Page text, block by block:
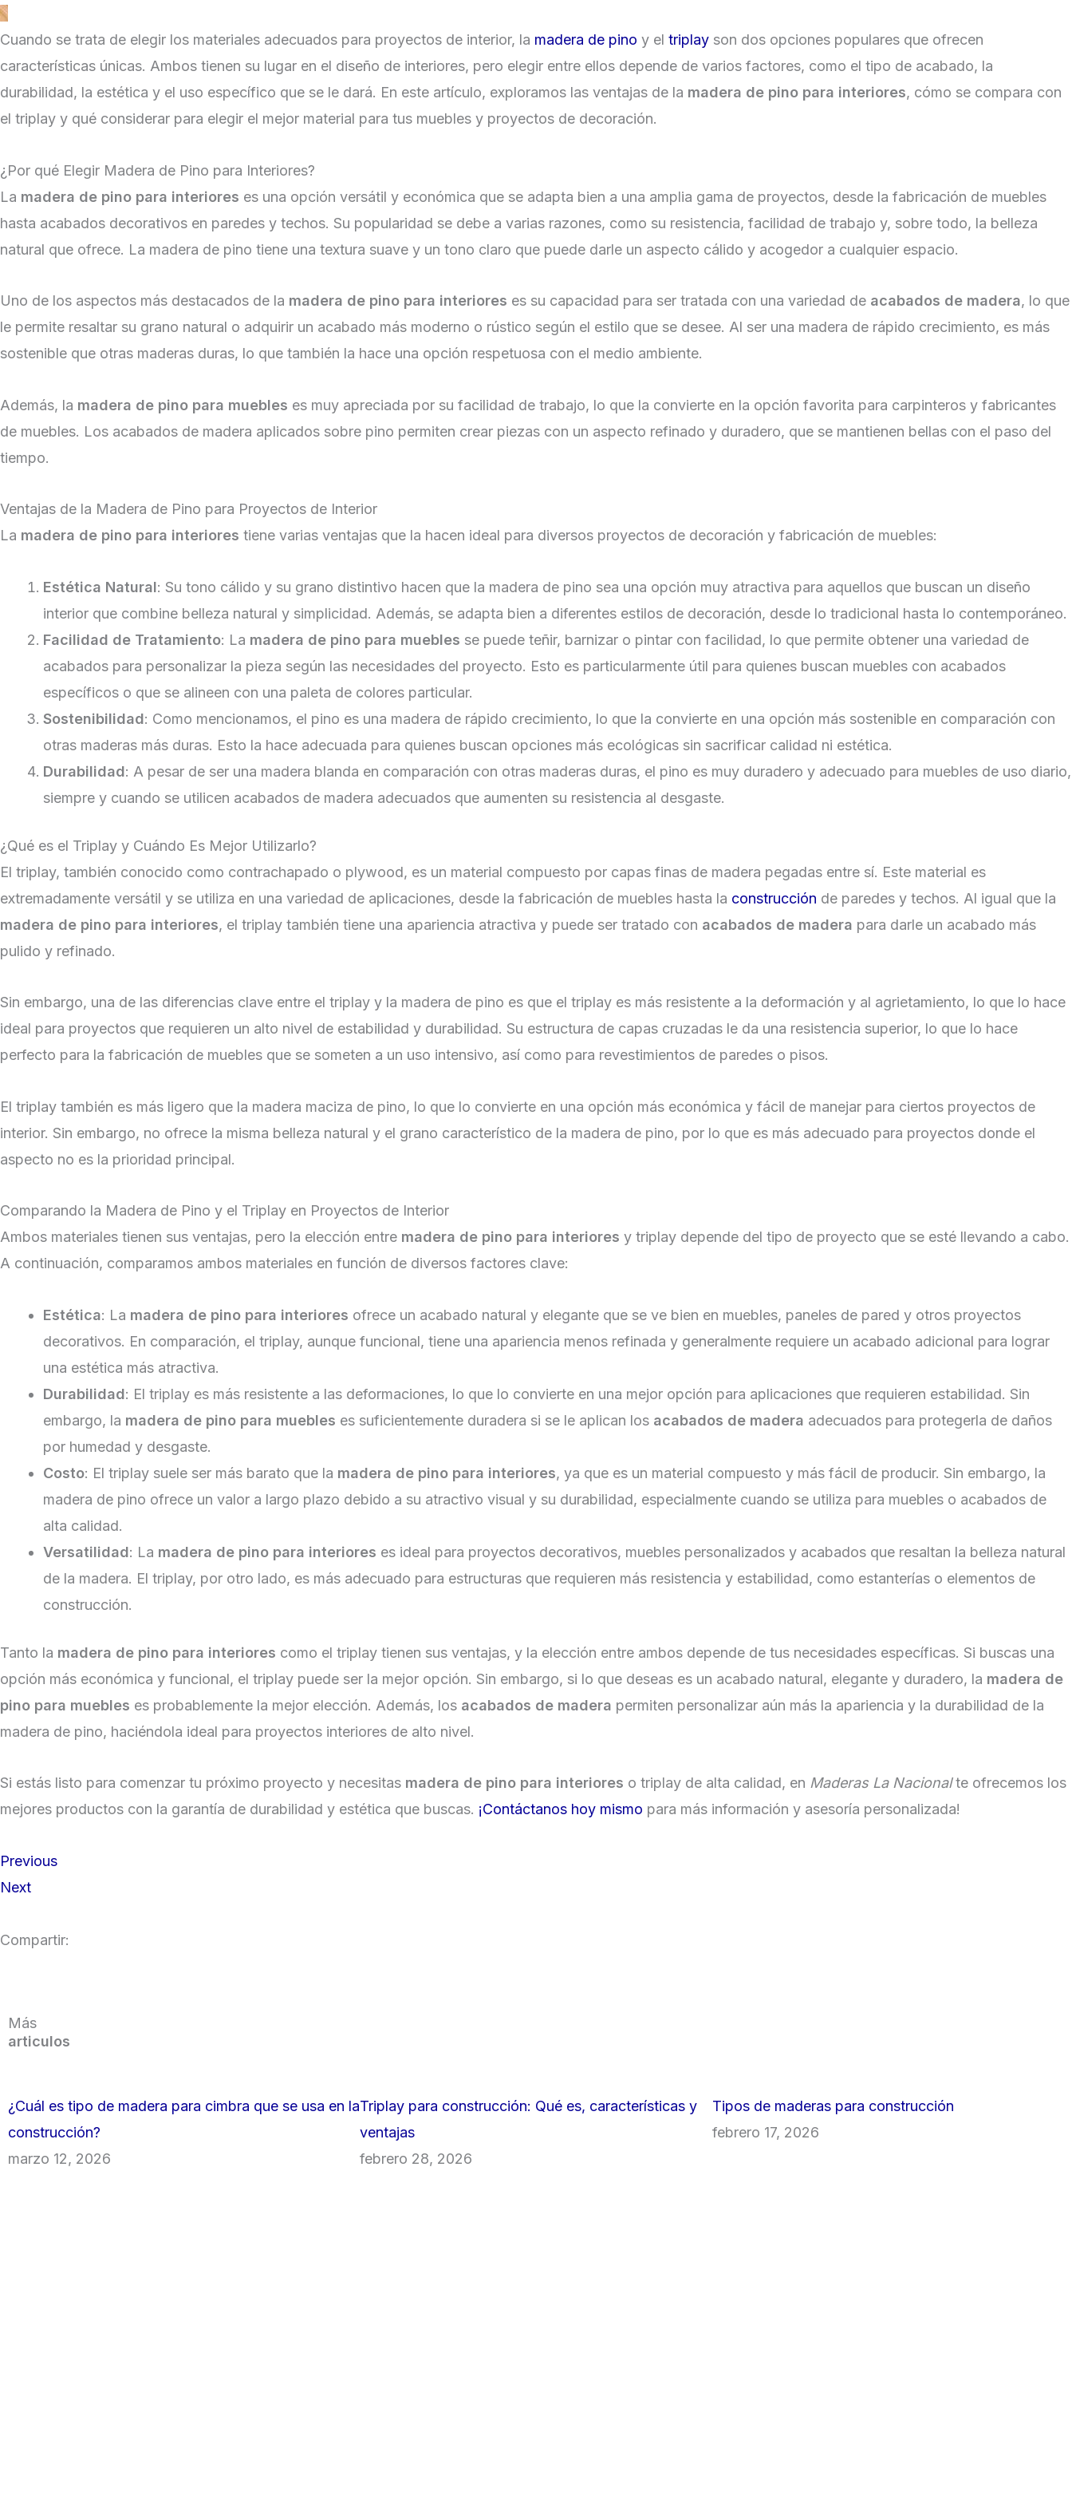
Cuando se trata de elegir los materiales adecuados para proyectos de interior, la madera de pino y el triplay son dos opciones populares que ofrecen
características únicas. Ambos tienen su lugar en el diseño de interiores, pero elegir entre ellos depende de varios factores, como el tipo de acabado, la
durabilidad, la estética y el uso específico que se le dará. En este artículo, exploramos las ventajas de la madera de pino para interiores, cómo se compara con
el triplay y qué considerar para elegir el mejor material para tus muebles y proyectos de decoración.
¿Por qué Elegir Madera de Pino para Interiores?
La madera de pino para interiores es una opción versátil y económica que se adapta bien a una amplia gama de proyectos, desde la fabricación de muebles
hasta acabados decorativos en paredes y techos. Su popularidad se debe a varias razones, como su resistencia, facilidad de trabajo y, sobre todo, la belleza
natural que ofrece. La madera de pino tiene una textura suave y un tono claro que puede darle un aspecto cálido y acogedor a cualquier espacio.
Uno de los aspectos más destacados de la madera de pino para interiores es su capacidad para ser tratada con una variedad de acabados de madera, lo que
le permite resaltar su grano natural o adquirir un acabado más moderno o rústico según el estilo que se desee. Al ser una madera de rápido crecimiento, es más
sostenible que otras maderas duras, lo que también la hace una opción respetuosa con el medio ambiente.
Además, la madera de pino para muebles es muy apreciada por su facilidad de trabajo, lo que la convierte en la opción favorita para carpinteros y fabricantes
de muebles. Los acabados de madera aplicados sobre pino permiten crear piezas con un aspecto refinado y duradero, que se mantienen bellas con el paso del
tiempo.
Ventajas de la Madera de Pino para Proyectos de Interior
La madera de pino para interiores tiene varias ventajas que la hacen ideal para diversos proyectos de decoración y fabricación de muebles:
Estética Natural: Su tono cálido y su grano distintivo hacen que la madera de pino sea una opción muy atractiva para aquellos que buscan un diseño
interior que combine belleza natural y simplicidad. Además, se adapta bien a diferentes estilos de decoración, desde lo tradicional hasta lo contemporáneo.
Facilidad de Tratamiento: La madera de pino para muebles se puede teñir, barnizar o pintar con facilidad, lo que permite obtener una variedad de
acabados para personalizar la pieza según las necesidades del proyecto. Esto es particularmente útil para quienes buscan muebles con acabados
específicos o que se alineen con una paleta de colores particular.
Sostenibilidad: Como mencionamos, el pino es una madera de rápido crecimiento, lo que la convierte en una opción más sostenible en comparación con
otras maderas más duras. Esto la hace adecuada para quienes buscan opciones más ecológicas sin sacrificar calidad ni estética.
Durabilidad: A pesar de ser una madera blanda en comparación con otras maderas duras, el pino es muy duradero y adecuado para muebles de uso diario,
siempre y cuando se utilicen acabados de madera adecuados que aumenten su resistencia al desgaste.
¿Qué es el Triplay y Cuándo Es Mejor Utilizarlo?
El triplay, también conocido como contrachapado o plywood, es un material compuesto por capas finas de madera pegadas entre sí. Este material es
extremadamente versátil y se utiliza en una variedad de aplicaciones, desde la fabricación de muebles hasta la construcción de paredes y techos. Al igual que la
madera de pino para interiores, el triplay también tiene una apariencia atractiva y puede ser tratado con acabados de madera para darle un acabado más
pulido y refinado.
Sin embargo, una de las diferencias clave entre el triplay y la madera de pino es que el triplay es más resistente a la deformación y al agrietamiento, lo que lo hace
ideal para proyectos que requieren un alto nivel de estabilidad y durabilidad. Su estructura de capas cruzadas le da una resistencia superior, lo que lo hace
perfecto para la fabricación de muebles que se someten a un uso intensivo, así como para revestimientos de paredes o pisos.
El triplay también es más ligero que la madera maciza de pino, lo que lo convierte en una opción más económica y fácil de manejar para ciertos proyectos de
interior. Sin embargo, no ofrece la misma belleza natural y el grano característico de la madera de pino, por lo que es más adecuado para proyectos donde el
aspecto no es la prioridad principal.
Comparando la Madera de Pino y el Triplay en Proyectos de Interior
Ambos materiales tienen sus ventajas, pero la elección entre madera de pino para interiores y triplay depende del tipo de proyecto que se esté llevando a cabo.
A continuación, comparamos ambos materiales en función de diversos factores clave:
Estética: La madera de pino para interiores ofrece un acabado natural y elegante que se ve bien en muebles, paneles de pared y otros proyectos
decorativos. En comparación, el triplay, aunque funcional, tiene una apariencia menos refinada y generalmente requiere un acabado adicional para lograr
una estética más atractiva.
Durabilidad: El triplay es más resistente a las deformaciones, lo que lo convierte en una mejor opción para aplicaciones que requieren estabilidad. Sin
embargo, la madera de pino para muebles es suficientemente duradera si se le aplican los acabados de madera adecuados para protegerla de daños
por humedad y desgaste.
Costo: El triplay suele ser más barato que la madera de pino para interiores, ya que es un material compuesto y más fácil de producir. Sin embargo, la
madera de pino ofrece un valor a largo plazo debido a su atractivo visual y su durabilidad, especialmente cuando se utiliza para muebles o acabados de
alta calidad.
Versatilidad: La madera de pino para interiores es ideal para proyectos decorativos, muebles personalizados y acabados que resaltan la belleza natural
de la madera. El triplay, por otro lado, es más adecuado para estructuras que requieren más resistencia y estabilidad, como estanterías o elementos de
construcción.
Tanto la madera de pino para interiores como el triplay tienen sus ventajas, y la elección entre ambos depende de tus necesidades específicas. Si buscas una
opción más económica y funcional, el triplay puede ser la mejor opción. Sin embargo, si lo que deseas es un acabado natural, elegante y duradero, la madera de
pino para muebles es probablemente la mejor elección. Además, los acabados de madera permiten personalizar aún más la apariencia y la durabilidad de la
madera de pino, haciéndola ideal para proyectos interiores de alto nivel.
Si estás listo para comenzar tu próximo proyecto y necesitas madera de pino para interiores o triplay de alta calidad, en Maderas La Nacionalte ofrecemos los
mejores productos con la garantía de durabilidad y estética que buscas. ¡Contáctanos hoy mismo para más información y asesoría personalizada!
Previous
Next
Compartir:
Más
articulos
¿Cuál es tipo de madera para cimbra que se usa en la
construcción?
marzo 12, 2026
Triplay para construcción: Qué es, características y
ventajas
febrero 28, 2026
Tipos de maderas para construcción
febrero 17, 2026